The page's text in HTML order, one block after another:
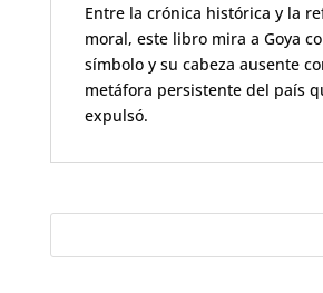
Entre la crónica histórica y la
moral, este libro mira a Goya
símbolo y su cabeza ausente
metáfora persistente del país
expulsó.